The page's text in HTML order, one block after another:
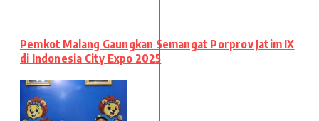
Pemkot Malang Gaungkan Semangat Porprov Jatim IX
di Indonesia City Expo 2025